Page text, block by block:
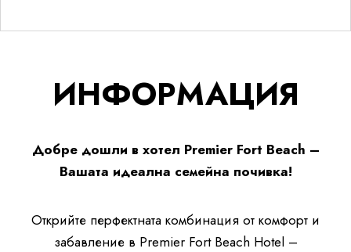
ИНФОРМАЦИЯ
Добре дошли в хотел Premier Fort Beach –
Вашата идеална семейна почивка!
Открийте перфектната комбинация от комфорт и
забавление в Premier Fort Beach Hotel –